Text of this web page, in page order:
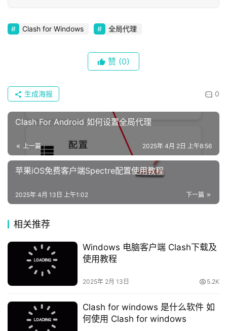
Clash for Windows 全局代理
赞 (0)
0
生成海报
Clash For Android 如何设置全局代理
上一篇 2025年 4月 2日 上午8:56
苹果iOS免费客户端Spectre配置使用教程
下一篇
2025年 4月 13日 上午1:02
相关推荐
Windows 电脑客户端 Clash下载及
使用教程
2025年 2月 13日 5.2K
Clash for windows 是什么软件 如
何使用 Clash for windows